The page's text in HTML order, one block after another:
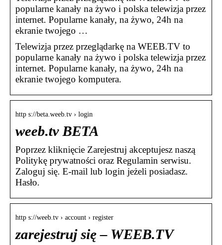
popularne kanały na żywo i polska telewizja przez
internet. Popularne kanały, na żywo, 24h na
ekranie twojego …
Telewizja przez przeglądarkę na WEEB.TV to
popularne kanały na żywo i polska telewizja przez
internet. Popularne kanały, na żywo, 24h na
ekranie twojego komputera.
http s://beta.weeb.tv › login
weeb.tv BETA
Poprzez kliknięcie Zarejestruj akceptujesz naszą
Politykę prywatności oraz Regulamin serwisu.
Zaloguj się. E-mail lub login jeżeli posiadasz.
Hasło.
http s://weeb.tv › account › register
zarejestruj się – WEEB.TV